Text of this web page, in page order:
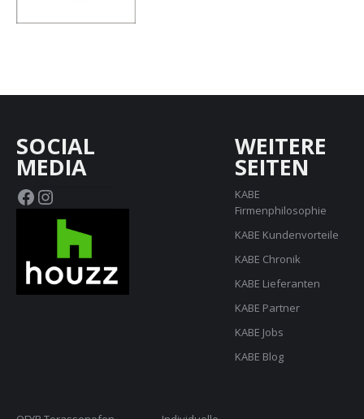
SOCIAL
MEDIA
Facebook
Instagram
WEITERE
SEITEN
KABE
Firmenphilosophie
KABE Kundenvorteile
KABE Chronik
KABE Lieferanten
KABE Partner
KABE Jobs
KABE Blog